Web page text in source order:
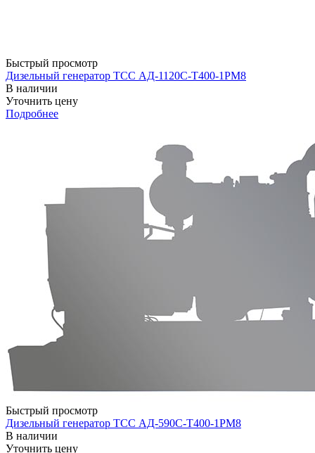
Быстрый просмотр
Дизельный генератор ТСС АД-1120С-Т400-1РМ8
В наличии
Уточнить цену
Подробнее
Быстрый просмотр
Дизельный генератор ТСС АД-590С-Т400-1РМ8
В наличии
Уточнить цену